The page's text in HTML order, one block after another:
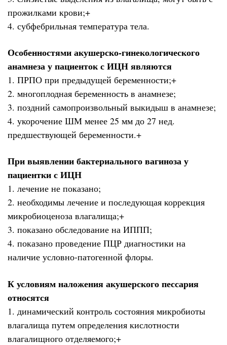
прожилками крови;+
4. субфебрильная температура тела.
Особенностями акушерско-гинекологического
анамнеза у пациенток с ИЦН являются
1. ПРПО при предыдущей беременности;+
2. многоплодная беременность в анамнезе;
3. поздний самопроизвольный выкидыш в анамнезе;
4. укорочение ШМ менее 25 мм до 27 нед.
предшествующей беременности.+
При выявлении бактериального вагиноза у
пациентки с ИЦН
1. лечение не показано;
2. необходимы лечение и последующая коррекция
микробиоценоза влагалища;+
3. показано обследование на ИППП;
4. показано проведение ПЦР диагностики на
наличие условно-патогенной флоры.
К условиям наложения акушерского пессария
относятся
1. динамический контроль состояния микробиоты
влагалища путем определения кислотности
влагалищного отделяемого;+